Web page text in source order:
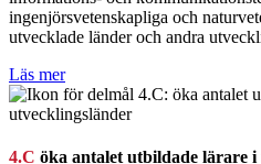
ingenjörsvetenskapliga och
utvecklade länder och andra
Läs mer
4.C öka antalet utbildade lärare